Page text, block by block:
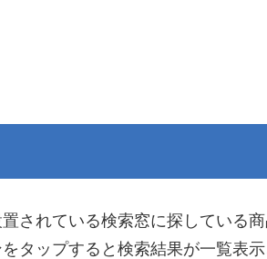
されている検索窓に探している
タップすると検索結果が一覧表示